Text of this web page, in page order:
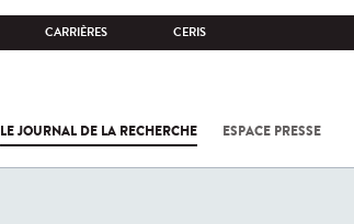
CARRIÈRES CERIS
LE JOURNAL DE LA RECHERCHE ESPACE PRESSE